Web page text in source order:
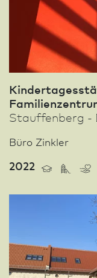
Stauffenberg -
Büro Zinkler
2022